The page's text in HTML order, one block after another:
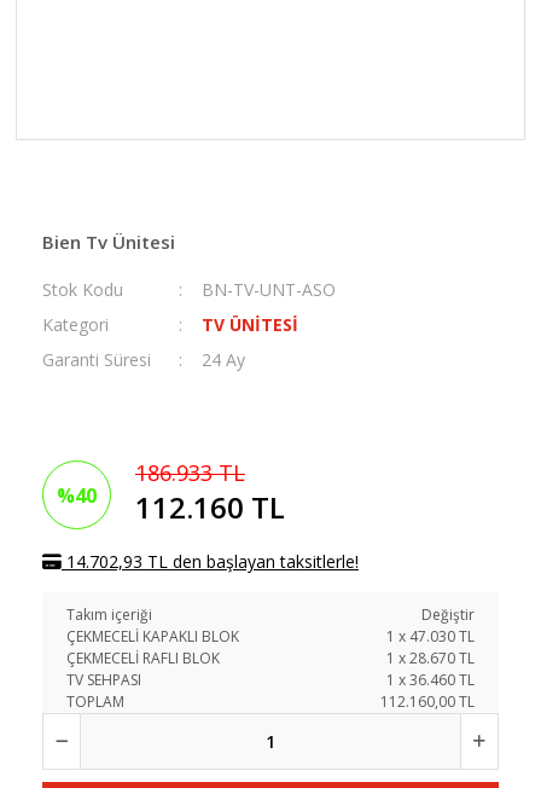
Bien Tv Ünitesi
Stok Kodu
BN-TV-UNT-ASO
Kategori
TV ÜNİTESİ
Garanti Süresi
24 Ay
%40
186.933 TL
112.160 TL
14.702,93 TL den başlayan taksitlerle!
Takım içeriği
Değiştir
ÇEKMECELİ KAPAKLI BLOK
1 x 47.030TL
ÇEKMECELİ RAFLI BLOK
1 x28.670TL
TV SEHPASI
1 x36.460TL
TOPLAM
112.160,00 TL